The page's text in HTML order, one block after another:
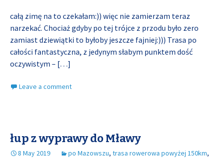
całą zimę na to czekałam:)) więc nie zamierzam teraz
narzekać. Chociaż gdyby po tej trójce z przodu było zero
zamiast dziewiątki to byłoby jeszcze fajniej:))) Trasa po
całości fantastyczna, z jedynym słabym punktem dość
oczywistym – […]
Leave a comment
łup z wyprawy do Mławy
8 May 2019 po Mazowszu, trasa rowerowa powyżej 150km,